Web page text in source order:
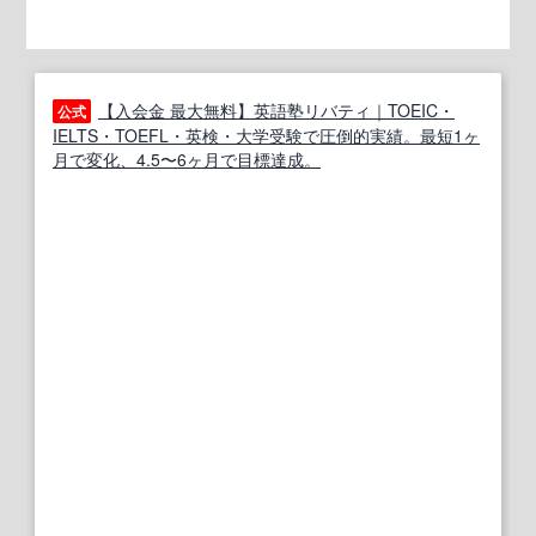
公式
【入会金 最大無料】英語塾リバティ｜TOEIC・
IELTS・TOEFL・英検・大学受験で圧倒的実績。最短1ヶ
月で変化、4.5〜6ヶ月で目標達成。